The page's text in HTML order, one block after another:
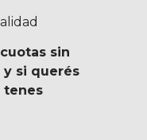
sin
si querés
tenes